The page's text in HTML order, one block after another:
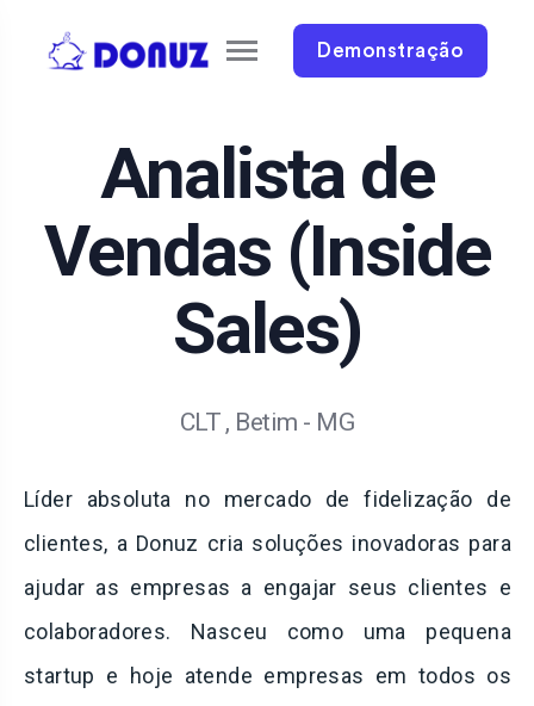
Demonstração
Analista de
Vendas (Inside
Sales)
CLT , Betim - MG
Líder absoluta no mercado de fidelização de
clientes, a Donuz cria soluções inovadoras para
ajudar as empresas a engajar seus clientes e
colaboradores. Nasceu como uma pequena
startup e hoje atende empresas em todos os